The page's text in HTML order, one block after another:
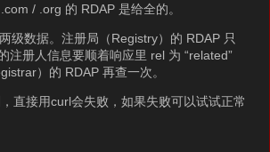
/ .org 的 RDAP 是给全的。
级数据。注册局（Registry）的 RDAP 只
注册人信息要顺着响应里 rel 为 “related”
）的 RDAP 再查一次。
直接用curl会失败，如果失败可以试试正常